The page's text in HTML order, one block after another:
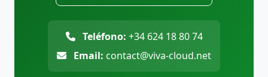
Teléfono: +34 624 18 80 74
Email: contact@viva-cloud.net